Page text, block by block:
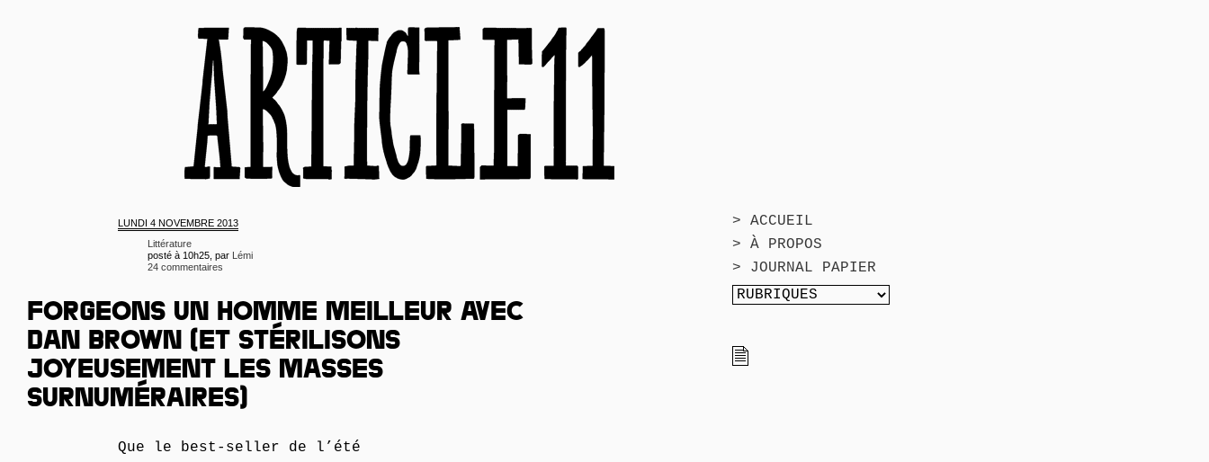
> ACCUEIL
> À PROPOS
> JOURNAL PAPIER
LUNDI 4 NOVEMBRE 2013
Littérature
posté à 10h25, par Lémi
24 commentaires
FORGEONS UN HOMME MEILLEUR AVEC
DAN BROWN (ET STÉRILISONS
JOYEUSEMENT LES MASSES
SURNUMÉRAIRES)
Que le best-seller de l’été